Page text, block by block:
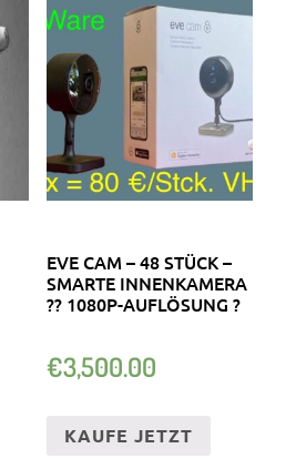
EVE CAM – 48 STÜCK –
SMARTE INNENKAMERA
?? 1080P-AUFLÖSUNG ?
€3,500.00
KAUFE JETZT